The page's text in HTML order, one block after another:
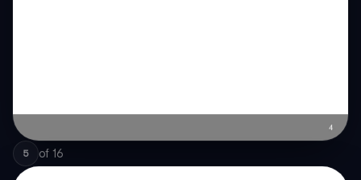
5 of 16